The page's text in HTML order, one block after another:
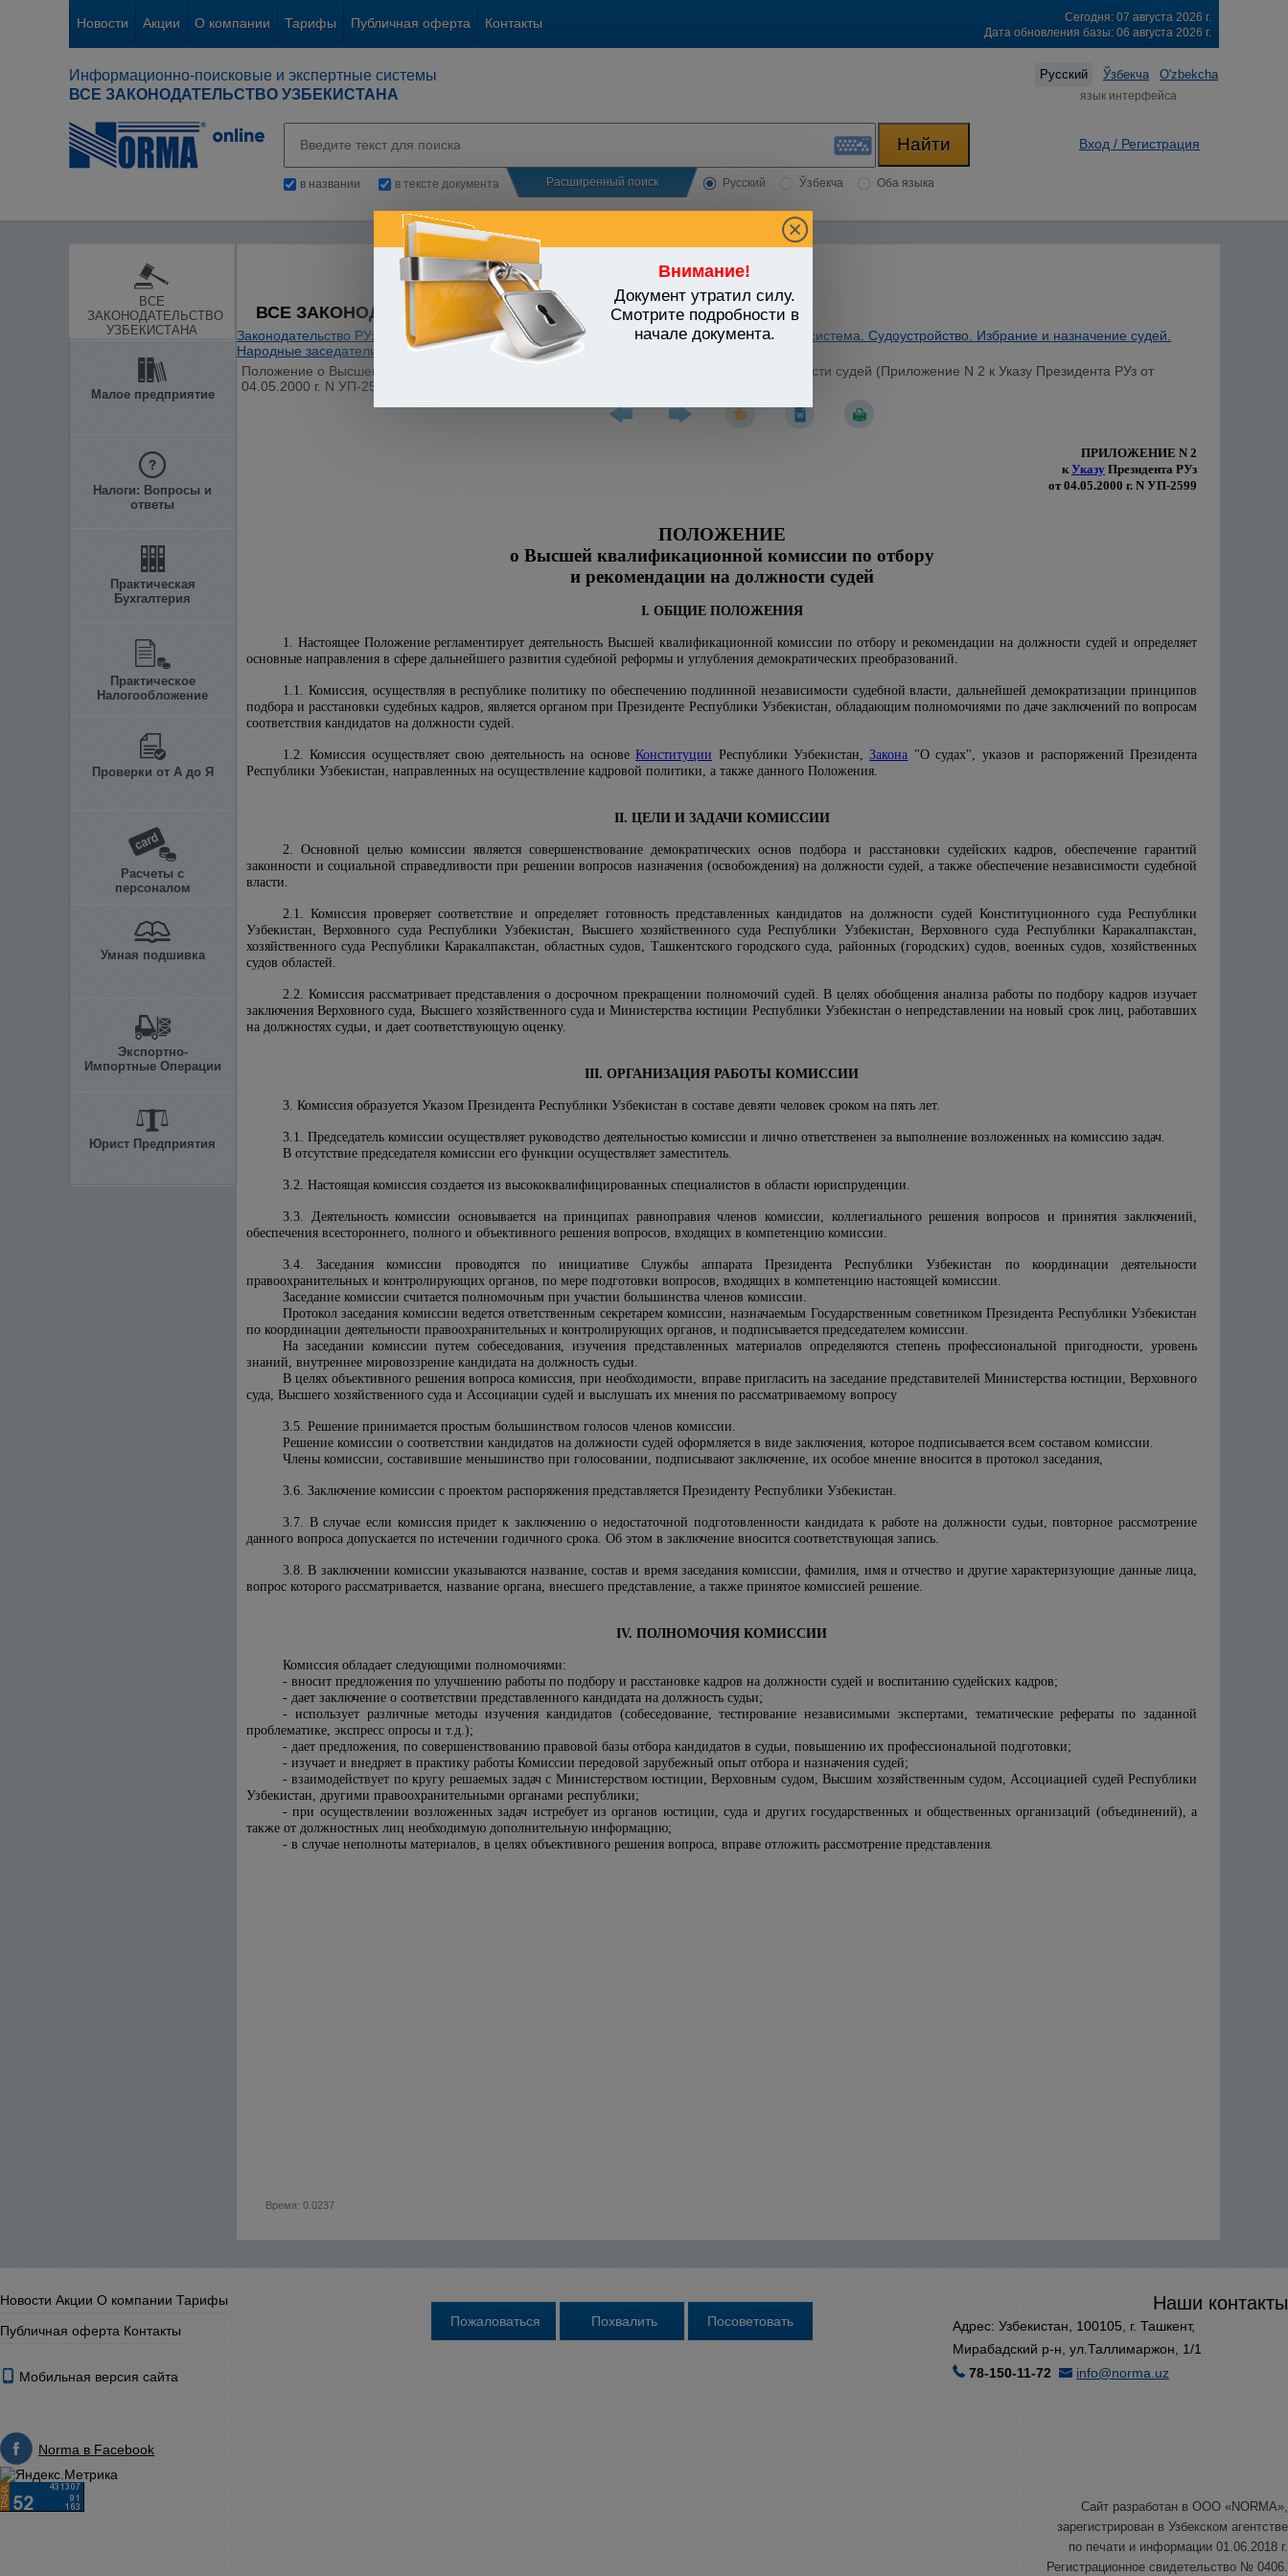
Новости Акции О компании Тарифы Публичная оферта Контакты
Сегодня: 07 августа 2026 г.
Дата обновления базы: 06 августа 2026 г.
Информационно-поисковые и экспертные системы
ВСЕ ЗАКОНОДАТЕЛЬСТВО УЗБЕКИСТАНА
Русский Ўзбекча O'zbekcha
язык интерфейса
в названии в тексте документа Расширенный поиск Русский Ўзбекча Оба языка
Вход / Регистрация
ВСЕ
ЗАКОНОДАТЕЛЬСТВО
УЗБЕКИСТАНА
Малое предприятие
Налоги: Вопросы и
ответы
Практическая
Бухгалтерия
Практическое
Налогообложение
Проверки от А до Я
Расчеты с
персоналом
Умная подшивка
Экспортно-
Импортные Операции
Юрист Предприятия
Внимание!
Документ утратил силу.
Смотрите подробности в
начале документа.
ВСЕ ЗАКОНОДАТЕЛЬСТВО УЗБЕКИСТАНА
Законодательство РУз Судебная власть. Правосудие / Утратившие силу акты/ Судебная система. Судоустройство. Избрание и назначение судей.
Народные заседатели
Положение о Высшей квалификационной комиссии по отбору и рекомендации на должности судей (Приложение N 2 к Указу Президента РУз от
04.05.2000 г. N УП-2599)
ПРИЛОЖЕНИЕ N 2
кУказу Президента РУз
от 04.05.2000 г. N УП-2599
ПОЛОЖЕНИЕ
о Высшей квалификационной комиссии по отбору
и рекомендации на должности судей
I. ОБЩИЕ ПОЛОЖЕНИЯ
1. Настоящее Положение регламентирует деятельность Высшей квалификационной комиссии по отбору и рекомендации на должности судей и определяет
основные направления в сфере дальнейшего развития судебной реформы и углубления демократических преобразований.
1.1. Комиссия, осуществляя в республике политику по обеспечению подлинной независимости судебной власти, дальнейшей демократизации принципов
подбора и расстановки судебных кадров, является органом при Президенте Республики Узбекистан, обладающим полномочиями по даче заключений по вопросам
соответствия кандидатов на должности судей.
1.2. Комиссия осуществляет свою деятельность на основеКонституции Республики Узбекистан,Закона "О судах", указов и распоряжений Президента
Республики Узбекистан, направленных на осуществление кадровой политики, а также данного Положения.
II. ЦЕЛИ И ЗАДАЧИ КОМИССИИ
2. Основной целью комиссии является совершенствование демократических основ подбора и расстановки судейских кадров, обеспечение гарантий
законности и социальной справедливости при решении вопросов назначения (освобождения) на должности судей, а также обеспечение независимости судебной
власти.
2.1. Комиссия проверяет соответствие и определяет готовность представленных кандидатов на должности судей Конституционного суда Республики
Узбекистан, Верховного суда Республики Узбекистан, Высшего хозяйственного суда Республики Узбекистан, Верховного суда Республики Каракалпакстан,
хозяйственного суда Республики Каракалпакстан, областных судов, Ташкентского городского суда, районных (городских) судов, военных судов, хозяйственных
судов областей.
2.2. Комиссия рассматривает представления о досрочном прекращении полномочий судей. В целях обобщения анализа работы по подбору кадров изучает
заключения Верховного суда, Высшего хозяйственного суда и Министерства юстиции Республики Узбекистан о непредставлении на новый срок лиц, работавших
на должностях судьи, и дает соответствующую оценку.
III. ОРГАНИЗАЦИЯ РАБОТЫ КОМИССИИ
3. Комиссия образуется Указом Президента Республики Узбекистан в составе девяти человек сроком на пять лет.
3.1. Председатель комиссии осуществляет руководство деятельностью комиссии и лично ответственен за выполнение возложенных на комиссию задач.
В отсутствие председателя комиссии его функции осуществляет заместитель.
3.2. Настоящая комиссия создается из высококвалифицированных специалистов в области юриспруденции.
3.3. Деятельность комиссии основывается на принципах равноправия членов комиссии, коллегиального решения вопросов и принятия заключений,
обеспечения всестороннего, полного и объективного решения вопросов, входящих в компетенцию комиссии.
3.4. Заседания комиссии проводятся по инициативе Службы аппарата Президента Республики Узбекистан по координации деятельности
правоохранительных и контролирующих органов, по мере подготовки вопросов, входящих в компетенцию настоящей комиссии.
Заседание комиссии считается полномочным при участии большинства членов комиссии.
Протокол заседания комиссии ведется ответственным секретарем комиссии, назначаемым Государственным советником Президента Республики Узбекистан
по координации деятельности правоохранительных и контролирующих органов, и подписывается председателем комиссии.
На заседании комиссии путем собеседования, изучения представленных материалов определяются степень профессиональной пригодности, уровень
знаний, внутреннее мировоззрение кандидата на должность судьи.
В целях объективного решения вопроса комиссия, при необходимости, вправе пригласить на заседание представителей Министерства юстиции, Верховного
суда, Высшего хозяйственного суда и Ассоциации судей и выслушать их мнения по рассматриваемому вопросу
3.5. Решение принимается простым большинством голосов членов комиссии.
Решение комиссии о соответствии кандидатов на должности судей оформляется в виде заключения, которое подписывается всем составом комиссии.
Члены комиссии, составившие меньшинство при голосовании, подписывают заключение, их особое мнение вносится в протокол заседания,
3.6. Заключение комиссии с проектом распоряжения представляется Президенту Республики Узбекистан.
3.7. В случае если комиссия придет к заключению о недостаточной подготовленности кандидата к работе на должности судьи, повторное рассмотрение
данного вопроса допускается по истечении годичного срока. Об этом в заключение вносится соответствующая запись.
3.8. В заключении комиссии указываются название, состав и время заседания комиссии, фамилия, имя и отчество и другие характеризующие данные лица,
вопрос которого рассматривается, название органа, внесшего представление, а также принятое комиссией решение.
IV. ПОЛНОМОЧИЯ КОМИССИИ
Комиссия обладает следующими полномочиями:
- вносит предложения по улучшению работы по подбору и расстановке кадров на должности судей и воспитанию судейских кадров;
- дает заключение о соответствии представленного кандидата на должность судьи;
- использует различные методы изучения кандидатов (собеседование, тестирование независимыми экспертами, тематические рефераты по заданной
проблематике, экспресс опросы и т.д.);
- дает предложения, по совершенствованию правовой базы отбора кандидатов в судьи, повышению их профессиональной подготовки;
- изучает и внедряет в практику работы Комиссии передовой зарубежный опыт отбора и назначения судей;
- взаимодействует по кругу решаемых задач с Министерством юстиции, Верховным судом, Высшим хозяйственным судом, Ассоциацией судей Республики
Узбекистан, другими правоохранительными органами республики;
- при осуществлении возложенных задач истребует из органов юстиции, суда и других государственных и общественных организаций (объединений), а
также от должностных лиц необходимую дополнительную информацию;
- в случае неполноты материалов, в целях объективного решения вопроса, вправе отложить рассмотрение представления.
Время: 0.0237
Новости Акции О компании Тарифы
Публичная оферта Контакты
Наши контакты
Адрес: Узбекистан, 100105, г. Ташкент,
Мирабадский р-н, ул.Таллимаржон, 1/1
78-150-11-72
info@norma.uz
Мобильная версия сайта
Norma в Facebook
Сайт разработан в ООО «NORMA»,
зарегистрирован в Узбекском агентстве
по печати и информации 01.06.2018 г.
Регистрационное свидетельство № 0406.